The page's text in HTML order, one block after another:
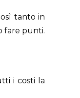
tanto in
fare punti.
i costi la